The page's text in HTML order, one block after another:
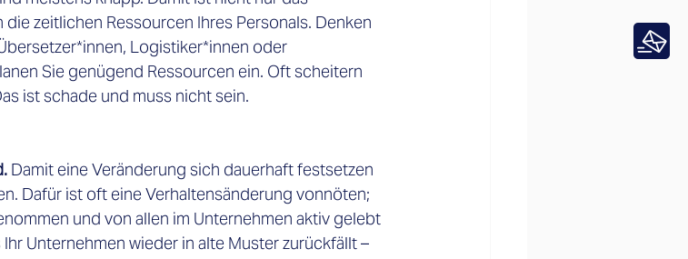
zeitlichen Ressourcen Ihres Personals. Denken
Logistiker*innen oder
Sie genügend Ressourcen ein. Oft scheitern
ist schade und muss nicht sein.
Damit eine Veränderung sich dauerhaft festsetzen
Dafür ist oft eine Verhaltensänderung vonnöten;
und von allen im Unternehmen aktiv gelebt
Unternehmen wieder in alte Muster zurückfällt –